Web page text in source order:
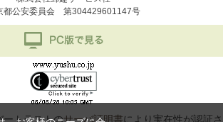
都公安委員会 第304429601147号
ートラストのサーバ証明書により実在性が認証さ